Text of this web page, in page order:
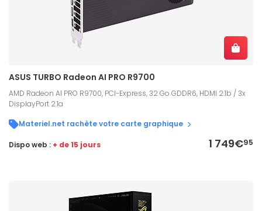
ASUS TURBO Radeon AI PRO R9700
AMD Radeon AI PRO R9700, PCI-Express, 32 Go GDDR6, HDMI 2.1b / 3x
DisplayPort 2.1a
Materiel.net rachète votre carte graphique
1 749€95
Dispo web : + de 15 jours